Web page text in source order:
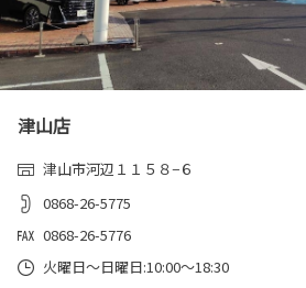
津山店
津山市河辺１１５８−６
0868-26-5775
0868-26-5776
火曜日～日曜日:10:00～18:30